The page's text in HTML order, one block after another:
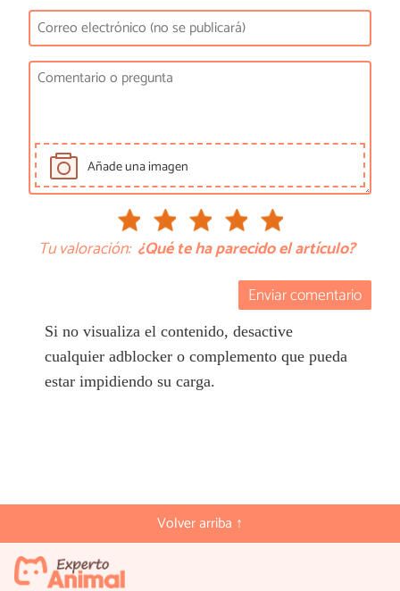
Añade una imagen
Tu valoración: ¿Qué te ha parecido el artículo?
Enviar comentario
Si no visualiza el contenido, desactive
cualquier adblocker o complemento que pueda
estar impidiendo su carga.
Volver arriba ↑